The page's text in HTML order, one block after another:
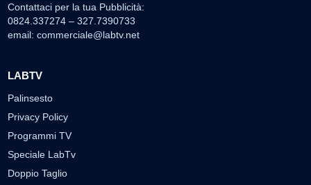
Contattaci per la tua Pubblicità:
0824.337274 – 327.7390733
email: commerciale@labtv.net
LABTV
Palinsesto
Privacy Policy
Programmi TV
Speciale LabTv
Doppio Taglio